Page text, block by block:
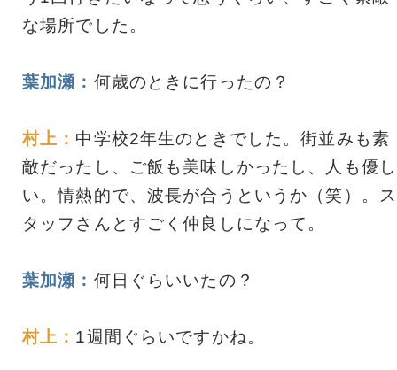
な場所でした。
葉加瀬： 何歳のときに行ったの？
村上： 中学校2年生のときでした。街並みも素
敵だったし、ご飯も美味しかったし、人も優し
い。情熱的で、波長が合うというか（笑）。ス
タッフさんとすごく仲良しになって。
葉加瀬： 何日ぐらいいたの？
村上： 1週間ぐらいですかね。